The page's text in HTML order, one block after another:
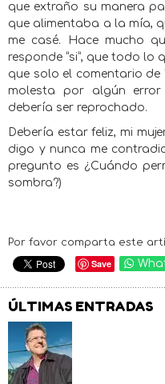
que extraño su manera
que alimentaba a la mía,
me casé. Hace mucho
responde “si”, que todo lo
que solo el comentario de
molesta por algún
debería ser reprochado.
Debería estar feliz, mi
digo y nunca me
pregunto es ¿Cuándo
sombra?)
Por favor comparta este
Save
ÚLTIMAS ENTRADAS